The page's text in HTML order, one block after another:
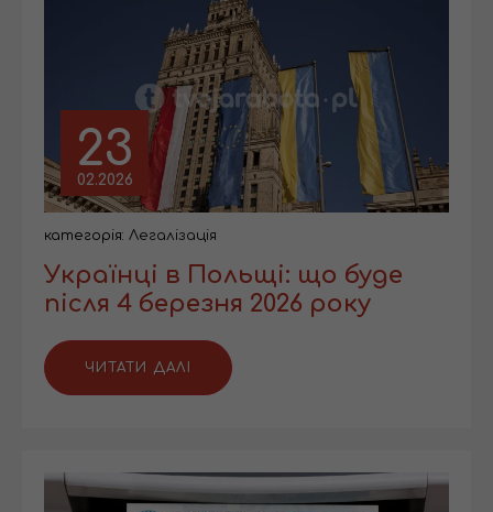
23
02.2026
категорія: Легалізація
Українці в Польщі: що буде
після 4 березня 2026 року
ЧИТАТИ ДАЛІ